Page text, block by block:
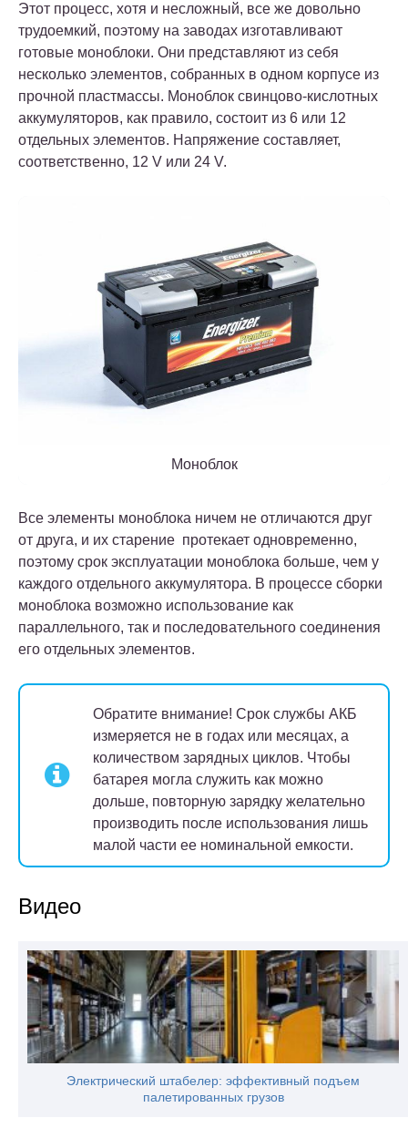
Этот процесс, хотя и несложный, все же довольно
трудоемкий, поэтому на заводах изготавливают
готовые моноблоки. Они представляют из себя
несколько элементов, собранных в одном корпусе из
прочной пластмассы. Моноблок свинцово-кислотных
аккумуляторов, как правило, состоит из 6 или 12
отдельных элементов. Напряжение составляет,
соответственно, 12 V или 24 V.
Моноблок
Все элементы моноблока ничем не отличаются друг
от друга, и их старение протекает одновременно,
поэтому срок эксплуатации моноблока больше, чем у
каждого отдельного аккумулятора. В процессе сборки
моноблока возможно использование как
параллельного, так и последовательного соединения
его отдельных элементов.
Обратите внимание! Срок службы АКБ
измеряется не в годах или месяцах, а
количеством зарядных циклов. Чтобы
батарея могла служить как можно
дольше, повторную зарядку желательно
производить после использования лишь
малой части ее номинальной емкости.
Видео
Электрический штабелер: эффективный подъем
палетированных грузов